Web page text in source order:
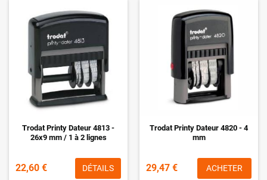
Trodat Printy Dateur 4813 -
26x9 mm / 1 à 2 lignes
22,60 € DÉTAILS
Trodat Printy Dateur 4820 - 4
mm
29,47 € ACHETER